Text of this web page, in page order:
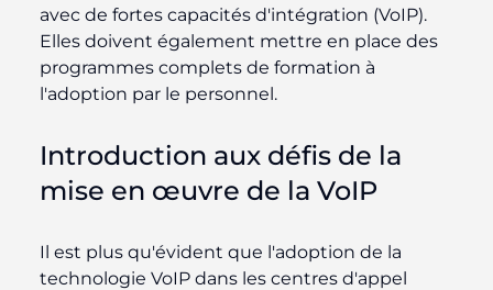
avec de fortes capacités d'intégration (VoIP).
Elles doivent également mettre en place des
programmes complets de formation à
l'adoption par le personnel.
Introduction aux défis de la
mise en œuvre de la VoIP
Il est plus qu'évident que l'adoption de la
technologie VoIP dans les centres d'appel